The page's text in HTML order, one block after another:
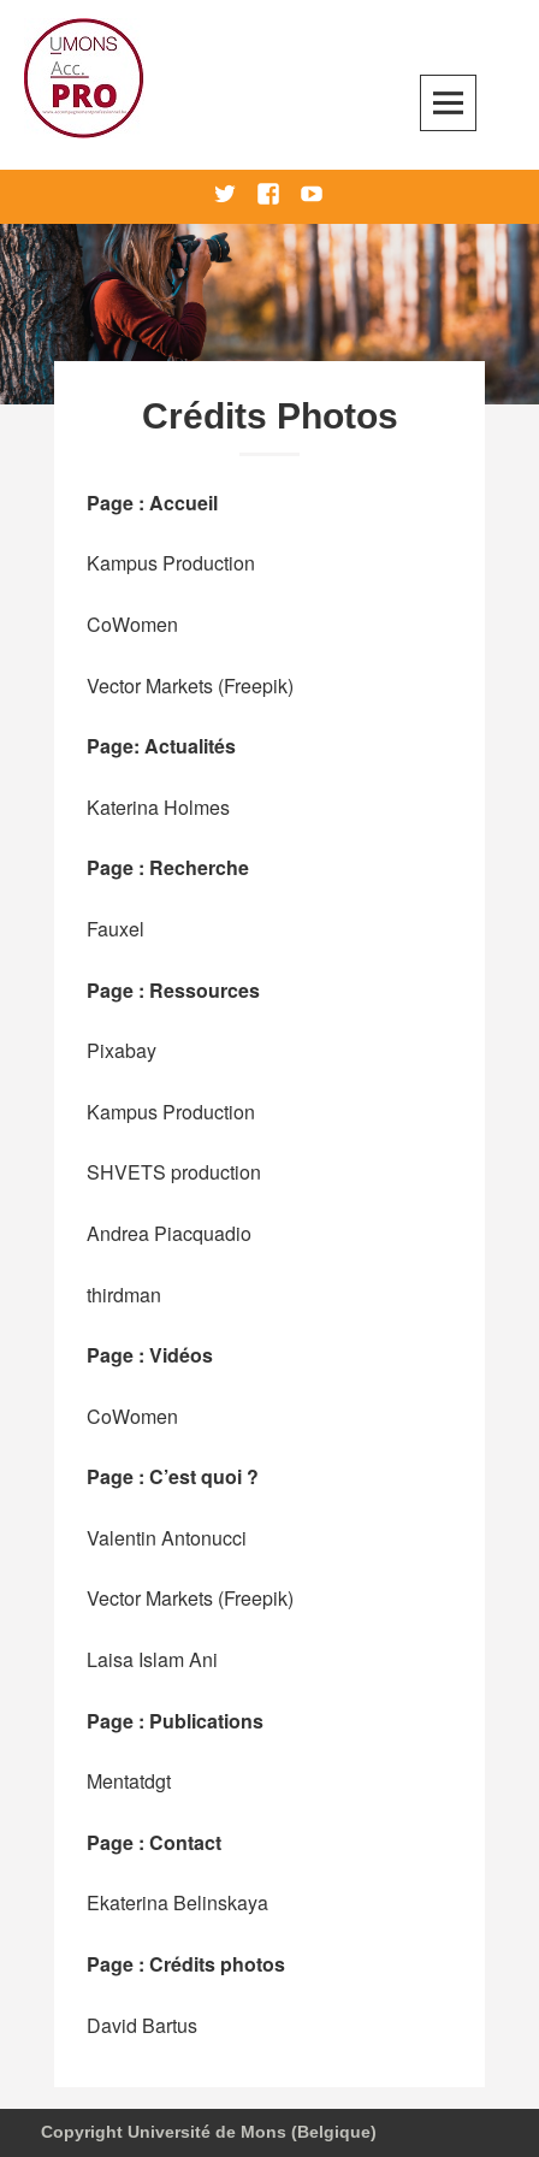
content
twitterFacebookYoutube
Crédits Photos
Page : Accueil
Kampus Production
CoWomen
Vector Markets (Freepik)
Page: Actualités
Katerina Holmes
Page : Recherche
Fauxel
Page : Ressources
Pixabay
Kampus Production
SHVETS production
Andrea Piacquadio
thirdman
Page : Vidéos
CoWomen
Page : C’est quoi ?
Valentin Antonucci
Vector Markets (Freepik)
Laisa Islam Ani
Page : Publications
Mentatdgt
Page : Contact
Ekaterina Belinskaya
Page : Crédits photos
David Bartus
Copyright Université de Mons (Belgique)